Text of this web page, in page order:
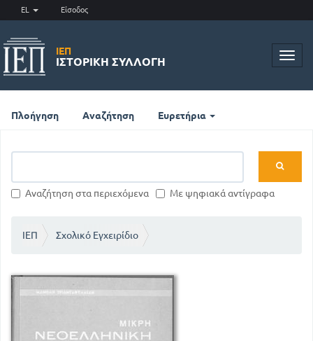
EL Είσοδος
ΙΕΠ
ΙΣΤΟΡΙΚΉ ΣΥΛΛΟΓΉ
Πλοήγηση Αναζήτηση Ευρετήρια
Αναζήτηση στα περιεχόμενα Με ψηφιακά αντίγραφα
ΙΕΠ Σχολικό Εγχειρίδιο